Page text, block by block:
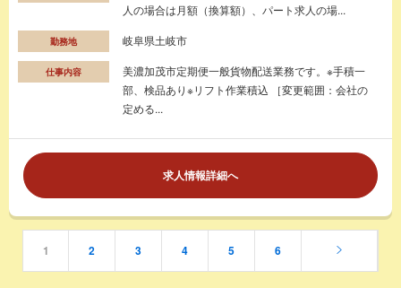
人の場合は月額（換算額）、パート求人の場...
勤務地 岐阜県土岐市
仕事内容
美濃加茂市定期便一般貨物配送業務です。※手積一
部、検品あり※リフト作業積込 ［変更範囲：会社の
定める...
求人情報詳細へ
1 2 3 4 5 6